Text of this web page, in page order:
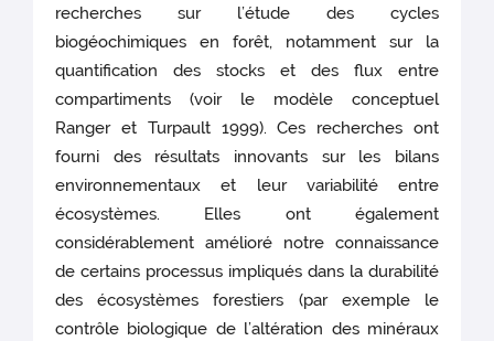
recherches sur l’étude des cycles
biogéochimiques en forêt, notamment sur la
quantification des stocks et des flux entre
compartiments (voir le modèle conceptuel
Ranger et Turpault 1999). Ces recherches ont
fourni des résultats innovants sur les bilans
environnementaux et leur variabilité entre
écosystèmes. Elles ont également
considérablement amélioré notre connaissance
de certains processus impliqués dans la durabilité
des écosystèmes forestiers (par exemple le
contrôle biologique de l’altération des minéraux